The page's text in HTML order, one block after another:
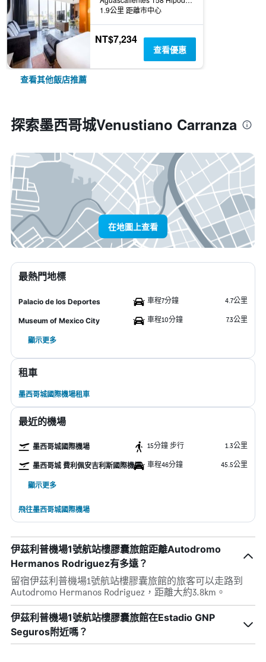
1.9公里 距離市中心
NT$7,234
查看優惠
查看其他飯店推薦
探索墨西哥城Venustiano Carranza
在地圖上查看
最熱門地標
Palacio de los Deportes 車程7分鐘 4.7公里
Museum of Mexico City 車程10分鐘 7.3公里
顯示更多
租車
墨西哥城國際機場租車
最近的機場
墨西哥城國際機場 15分鐘 步行 1.3公里
墨西哥城 費利佩安吉利斯國際機場 車程46分鐘 45.5公里
顯示更多
飛往墨西哥城國際機場
伊茲利普機場1號航站樓膠囊旅館距離Autodromo
Hermanos Rodriguez有多遠？
留宿伊茲利普機場1號航站樓膠囊旅館的旅客可以走路到
Autodromo Hermanos Rodriguez，距離大約3.8km。
伊茲利普機場1號航站樓膠囊旅館在Estadio GNP
Seguros附近嗎？